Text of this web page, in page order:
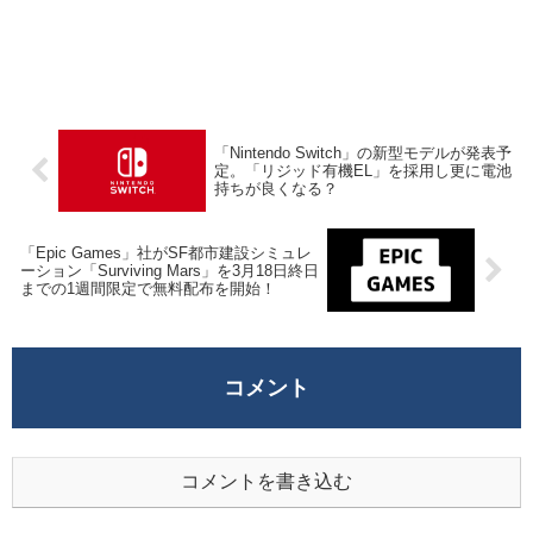
「Nintendo Switch」の新型モデルが発表予
定。「リジッド有機EL」を採用し更に電池
持ちが良くなる？
「Epic Games」社がSF都市建設シミュレ
ーション「Surviving Mars」を3月18日終日
までの1週間限定で無料配布を開始！
コメント
コメントを書き込む